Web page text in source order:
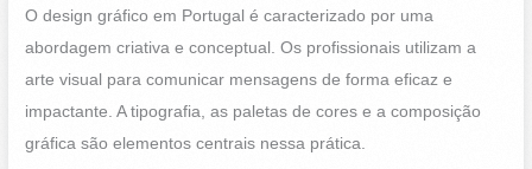
O design gráfico em Portugal é caracterizado por uma
abordagem criativa e conceptual. Os profissionais utilizam a
arte visual para comunicar mensagens de forma eficaz e
impactante. A tipografia, as paletas de cores e a composição
gráfica são elementos centrais nessa prática.